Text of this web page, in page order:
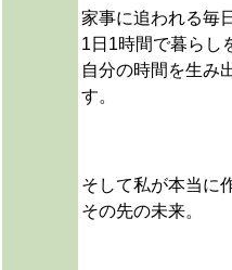
家事に追われる毎
1日1時間で暮らし
自分の時間を生み
す。
そして私が本当に
その先の未来。